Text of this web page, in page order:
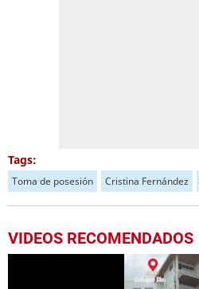
Tags:
Toma de posesión Cristina Fernández
VIDEOS RECOMENDADOS